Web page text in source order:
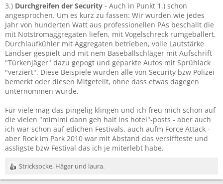
3.) Durchgreifen der Security - Auch in Punkt 1.) schon
angesprochen. Um es kurz zu fassen: Wir wurden wie jedes
Jahr von hunderten Watt aus professionellen PAs beschallt die
mit Notstromaggregaten liefen, mit Vogelschreck rumgeballert,
Durchlaufkühler mit Aggregaten betrieben, volle Lautstärke
Landser gespielt und mit nem Baseballschläger mit Aufschrift
"Türkenjäger" dazu gepogt und geparkte Autos mit Sprühlack
"verziert". Diese Beispiele wurden alle von Security bzw Polizei
bemerkt oder diesen Mitgeteilt, ohne dass etwas dagegen
unternommen wurde.
Für viele mag das pingelig klingen und ich freu mich schon auf
die vielen "mimimi dann geh halt ins hotel"-posts - aber auch
ich war schon auf etlichen Festivals, auch aufm Force Attack -
aber Rock im Park 2010 war mit Abstand das versiffteste und
assligste bzw Festival das ich je miterlebt habe.
R
e
Stricksocke, Hägar und laura.